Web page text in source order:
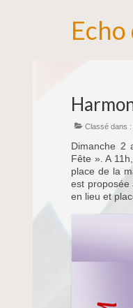
Classé dans :
Dimanche 2
Fête ». A
place de la
est proposée
en lieu et